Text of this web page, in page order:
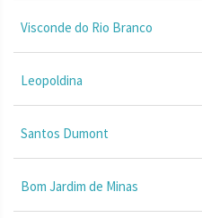
Visconde do Rio Branco
Leopoldina
Santos Dumont
Bom Jardim de Minas